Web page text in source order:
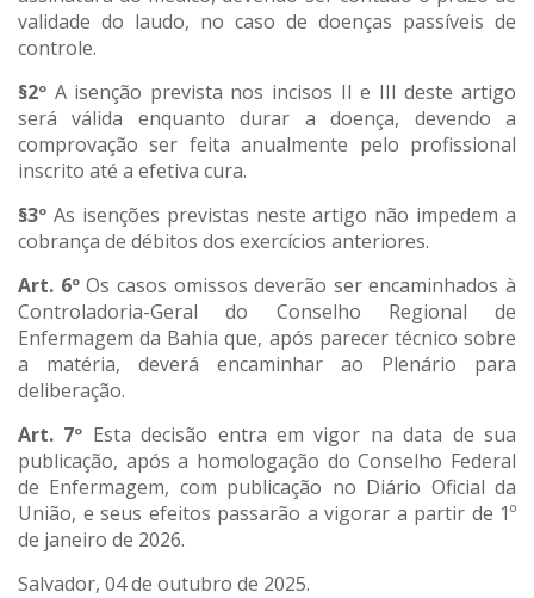
validade do laudo, no caso de doenças passíveis de
controle.
§2º A isenção prevista nos incisos II e III deste artigo
será válida enquanto durar a doença, devendo a
comprovação ser feita anualmente pelo profissional
inscrito até a efetiva cura.
§3º As isenções previstas neste artigo não impedem a
cobrança de débitos dos exercícios anteriores.
Art. 6ºOs casos omissos deverão ser encaminhados à
Controladoria-Geral do Conselho Regional de
Enfermagem da Bahia que, após parecer técnico sobre
a matéria, deverá encaminhar ao Plenário para
deliberação.
Art. 7º Esta decisão entra em vigor na data de sua
publicação, após a homologação do Conselho Federal
de Enfermagem, com publicação no Diário Oficial da
União, e seus efeitos passarão a vigorar a partir de 1º
de janeiro de 2026.
Salvador, 04 de outubro de 2025.